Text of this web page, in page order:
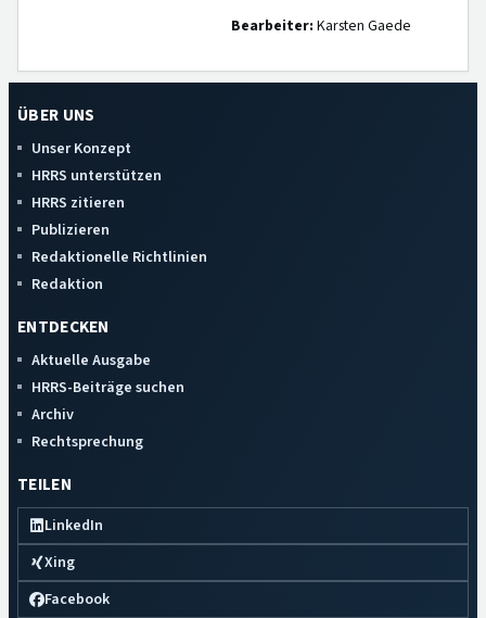
Bearbeiter: Karsten Gaede
ÜBER UNS
Unser Konzept
HRRS unterstützen
HRRS zitieren
Publizieren
Redaktionelle Richtlinien
Redaktion
ENTDECKEN
Aktuelle Ausgabe
HRRS-Beiträge suchen
Archiv
Rechtsprechung
TEILEN
LinkedIn
Xing
Facebook